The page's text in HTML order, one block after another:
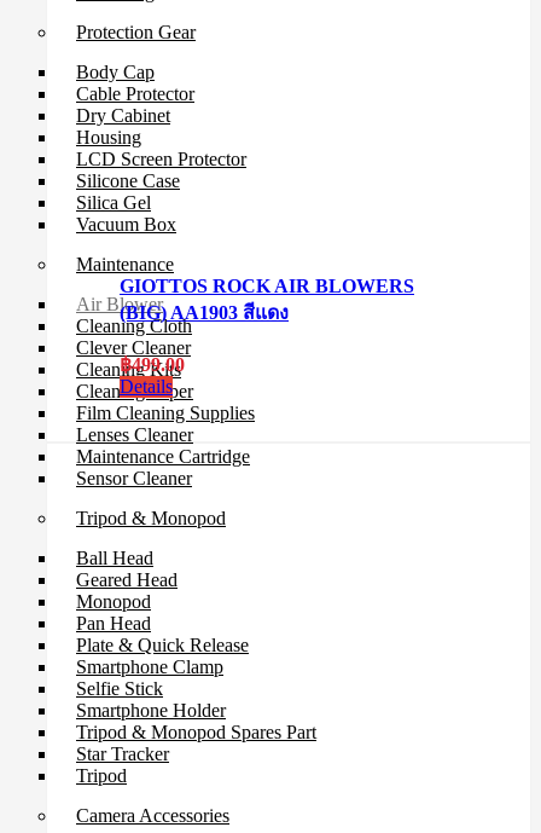
Protection Gear
Body Cap
Cable Protector
Dry Cabinet
Housing
LCD Screen Protector
Silicone Case
Silica Gel
Vacuum Box
Maintenance
Air Blower
Cleaning Cloth
Clever Cleaner
Cleaning Kits
Cleaning Paper
Film Cleaning Supplies
Lenses Cleaner
Maintenance Cartridge
Sensor Cleaner
Tripod & Monopod
Ball Head
Geared Head
Monopod
Pan Head
Plate & Quick Release
Smartphone Clamp
Selfie Stick
Smartphone Holder
Tripod & Monopod Spares Part
Star Tracker
Tripod
Camera Accessories
GIOTTOS ROCK AIR BLOWERS
(BIG) AA1903 สีแดง
฿499.00
Details